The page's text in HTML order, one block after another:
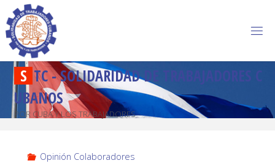
S TC-SOLIDARIDADD R A BAJADORES C
U BANOS
POR CUBA Y LOS TRABAJADORES
Opinión Colaboradores